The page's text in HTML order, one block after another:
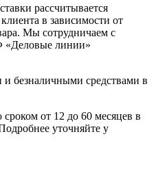
рассчитывается
в зависимости от
Мы сотрудничаем с
«Деловые линии»
безналичными средствами в
от 12 до 60 месяцев в
уточняйте у